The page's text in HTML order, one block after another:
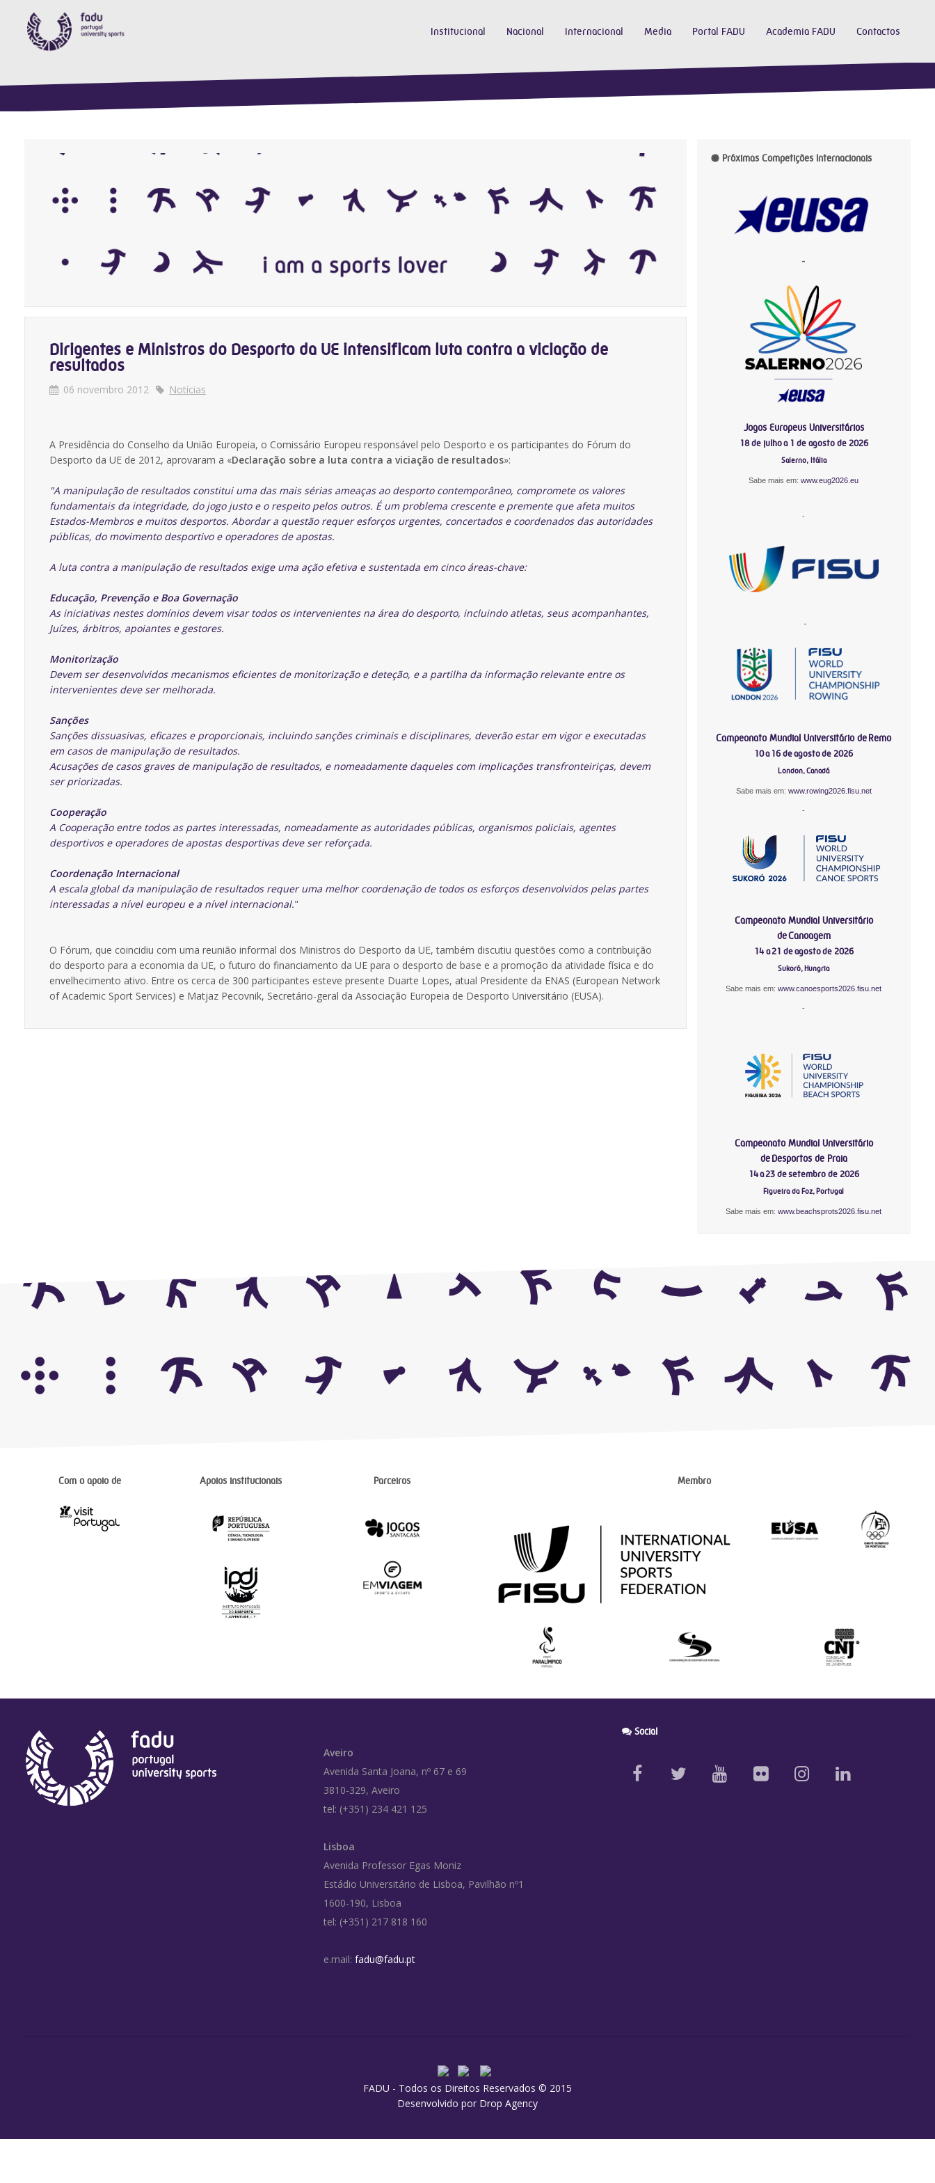
Institucional Nacional Internacional Media Portal FADU Academia FADU Contactos
Dirigentes e Ministros do Desporto da UE intensificam luta contra a viciação de
resultados
06 novembro 2012 Notícias
A Presidência do Conselho da União Europeia, o Comissário Europeu responsável pelo Desporto e os participantes do Fórum do
Desporto da UE de 2012, aprovaram a «Declaração sobre a luta contra a viciação de resultados»:
"A manipulação de resultados constitui uma das mais sérias ameaças ao desporto contemporâneo, compromete os valores
fundamentais da integridade, do jogo justo e o respeito pelos outros. É um problema crescente e premente que afeta muitos
Estados-Membros e muitos desportos. Abordar a questão requer esforços urgentes, concertados e coordenados das autoridades
públicas, do movimento desportivo e operadores de apostas.
A luta contra a manipulação de resultados exige uma ação efetiva e sustentada em cinco áreas-chave:
Educação, Prevenção e Boa Governação
As iniciativas nestes domínios devem visar todos os intervenientes na área do desporto, incluindo atletas, seus acompanhantes,
Juízes, árbitros, apoiantes e gestores.
Monitorização
Devem ser desenvolvidos mecanismos eficientes de monitorização e deteção, e a partilha da informação relevante entre os
intervenientes deve ser melhorada.
Sanções
Sanções dissuasivas, eficazes e proporcionais, incluindo sanções criminais e disciplinares, deverão estar em vigor e executadas
em casos de manipulação de resultados.
Acusações de casos graves de manipulação de resultados, e nomeadamente daqueles com implicações transfronteiriças, devem
ser priorizadas.
Cooperação
A Cooperação entre todos as partes interessadas, nomeadamente as autoridades públicas, organismos policiais, agentes
desportivos e operadores de apostas desportivas deve ser reforçada.
Coordenação Internacional
A escala global da manipulação de resultados requer uma melhor coordenação de todos os esforços desenvolvidos pelas partes
interessadas a nível europeu e a nível internacional."
O Fórum, que coincidiu com uma reunião informal dos Ministros do Desporto da UE, também discutiu questões como a contribuição
do desporto para a economia da UE, o futuro do financiamento da UE para o desporto de base e a promoção da atividade física e do
envelhecimento ativo. Entre os cerca de 300 participantes esteve presente Duarte Lopes, atual Presidente da ENAS (European Network
of Academic Sport Services) e Matjaz Pecovnik, Secretário-geral da Associação Europeia de Desporto Universitário (EUSA).
Próximas Competições Internacionais
-
Jogos Europeus Universitários
18 de julho a 1 de agosto de 2026
Salerno, Itália
Sabe mais em:www.eug2026.eu
-
-
Campeonato Mundial Universitário de Remo
10 a 16 de agosto de 2026
London, Canadá
Sabe mais em: www.rowing2026.fisu.net
-
Campeonato Mundial Universitário
de Canoagem
14 a 21 de agosto de 2026
Sukoró, Hungria
Sabe mais em:www.canoesports2026.fisu.net
-
Campeonato Mundial Universitário
de Desportos de Praia
14 a 23 de setembro de 2026
Figueira da Foz, Portugal
Sabe mais em:www.beachsprots2026.fisu.net
Com o apoio de Apoios institucionais Parceiros Membro
Aveiro
Avenida Santa Joana, nº 67 e 69
3810-329, Aveiro
tel: (+351) 234 421 125
Lisboa
Avenida Professor Egas Moniz
Estádio Universitário de Lisboa, Pavilhão nº1
1600-190, Lisboa
tel: (+351) 217 818 160
e.mail: fadu@fadu.pt
Social
FADU - Todos os Direitos Reservados © 2015
Desenvolvido por Drop Agency